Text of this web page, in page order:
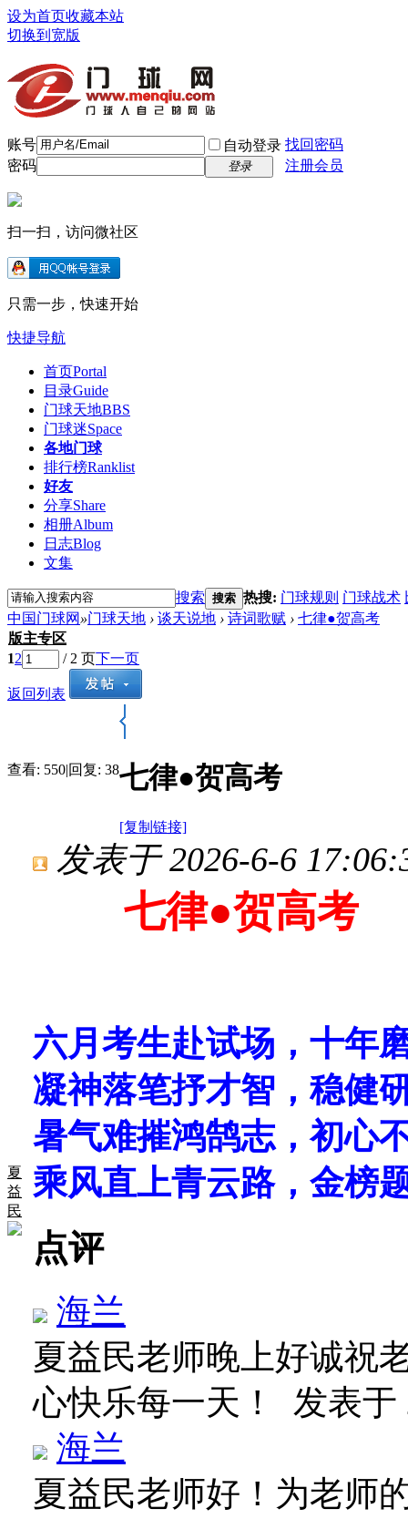
设为首页收藏本站
切换到宽版
账号 自动登录 找回密码
密码
登录 注册会员
扫一扫，访问微社区
只需一步，快速开始
快捷导航
首页Portal
目录Guide
门球天地BBS
门球迷Space
各地门球
排行榜Ranklist
好友
分享Share
相册Album
日志Blog
文集
搜索 搜索 热搜: 门球规则 门球战术
中国门球网 »门球天地 › 谈天说地 › 诗词歌赋 › 七律●贺高考
版主专区
12 / 2 页下一页
返回列表
查看: 550|回复: 38七律●贺高考
[复制链接]
夏
益
民
发表于 2026-6-6
七律●贺高考
六月考生赴试场，十年
凝神落笔抒才智，稳健
暑气难摧鸿鹄志，初心
乘风直上青云路，金榜
点评
海兰
夏益民老师晚上好诚祝
心快乐每一天！ 发表于
海兰
夏益民老师好！为老师